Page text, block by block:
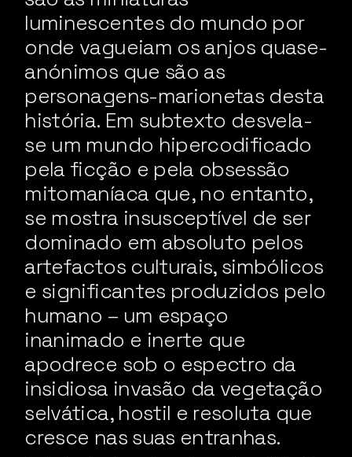
luminescentes do mundo por
onde vagueiam os anjos quase-
anónimos que são as
personagens-marionetas desta
história. Em subtexto desvela-
se um mundo hipercodificado
pela ficção e pela obsessão
mitomaníaca que, no entanto,
se mostra insusceptível de ser
dominado em absoluto pelos
artefactos culturais, simbólicos
e significantes produzidos pelo
humano – um espaço
inanimado e inerte que
apodrece sob o espectro da
insidiosa invasão da vegetação
selvática, hostil e resoluta que
cresce nas suas entranhas.